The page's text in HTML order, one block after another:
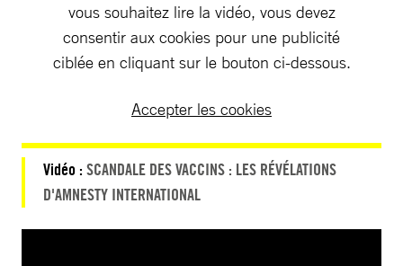
vous souhaitez lire la vidéo, vous devez
consentir aux cookies pour une publicité
ciblée en cliquant sur le bouton ci-dessous.
Accepter les cookies
Vidéo : SCANDALE DES VACCINS : LES RÉVÉLATIONS
D'AMNESTY INTERNATIONAL